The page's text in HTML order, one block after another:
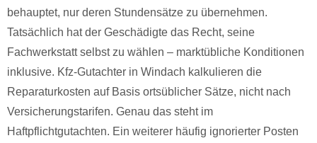
behauptet, nur deren Stundensätze zu übernehmen.
Tatsächlich hat der Geschädigte das Recht, seine
Fachwerkstatt selbst zu wählen – marktübliche Konditionen
inklusive. Kfz-Gutachter in Windach kalkulieren die
Reparaturkosten auf Basis ortsüblicher Sätze, nicht nach
Versicherungstarifen. Genau das steht im
Haftpflichtgutachten. Ein weiterer häufig ignorierter Posten